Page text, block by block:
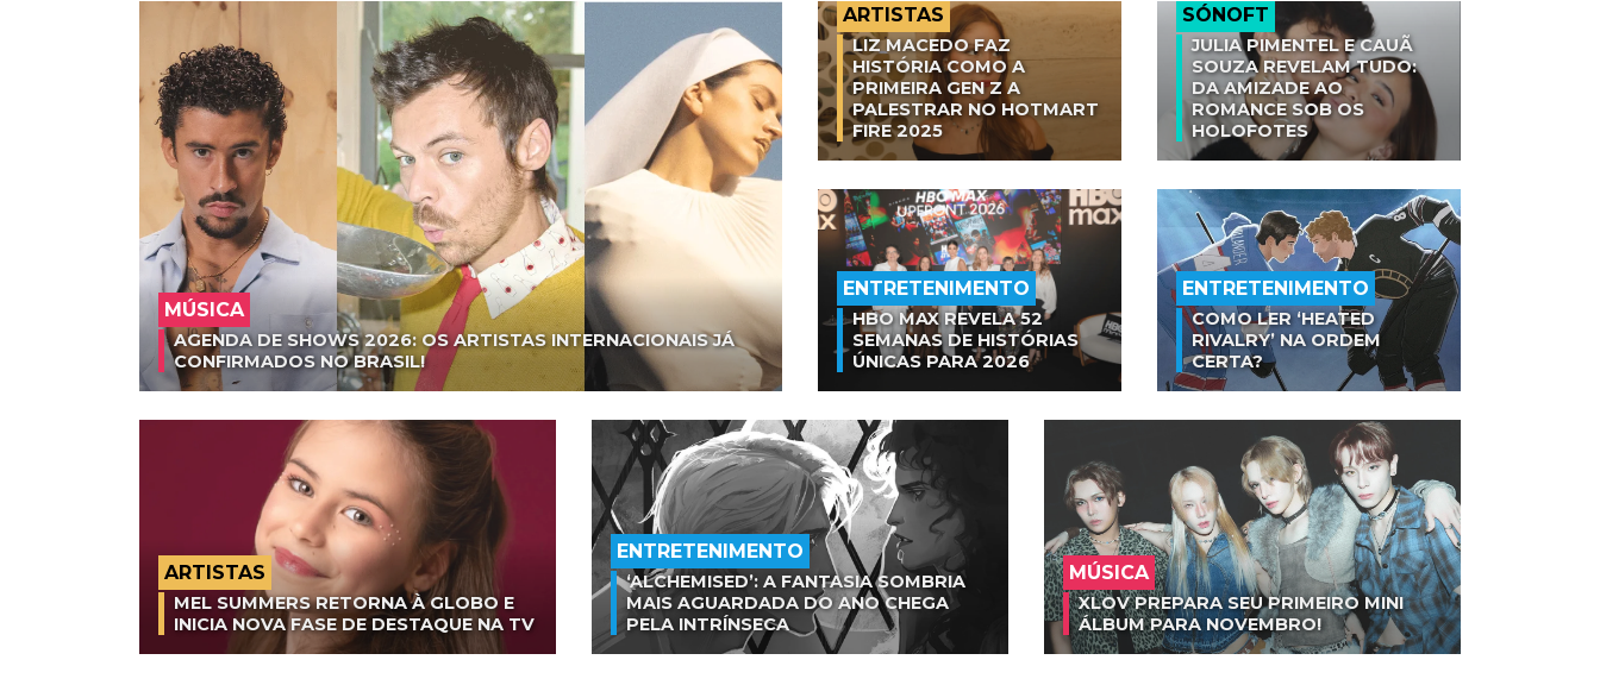
MÚSICA
AGENDA DE SHOWS 2026: OS ARTISTAS INTERNACIONAIS JÁ
CONFIRMADOS NO BRASIL!
ARTISTAS
LIZ MACEDO FAZ
HISTÓRIA COMO A
PRIMEIRA GEN Z A
PALESTRAR NO HOTMART
FIRE 2025
SÓNOFT
JULIA PIMENTEL E CAUÃ
SOUZA REVELAM TUDO:
DA AMIZADE AO
ROMANCE SOB OS
HOLOFOTES
ENTRETENIMENTO
HBO MAX REVELA 52
SEMANAS DE HISTÓRIAS
ÚNICAS PARA 2026
ENTRETENIMENTO
COMO LER ‘HEATED
RIVALRY’ NA ORDEM
CERTA?
ARTISTAS
MEL SUMMERS RETORNA À GLOBO E
INICIA NOVA FASE DE DESTAQUE NA TV
ENTRETENIMENTO
‘ALCHEMISED’: A FANTASIA SOMBRIA
MAIS AGUARDADA DO ANO CHEGA
PELA INTRÍNSECA
MÚSICA
XLOV PREPARA SEU PRIMEIRO MINI
ÁLBUM PARA NOVEMBRO!